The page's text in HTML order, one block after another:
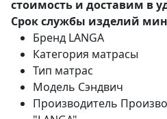
стоимость и доставим в
Срок службы изделий
Бренд LANGA
Категория матрасы
Тип матрас
Модель Сэндвич
Производитель